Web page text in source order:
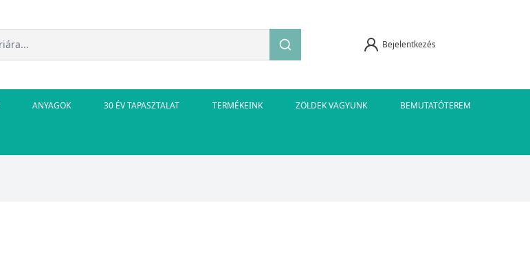
Bejelentkezés
ANYAGOK 30 ÉV TAPASZTALAT TERMÉKEINK ZÖLDEK VAGYUNK BEMUTATÓTEREM